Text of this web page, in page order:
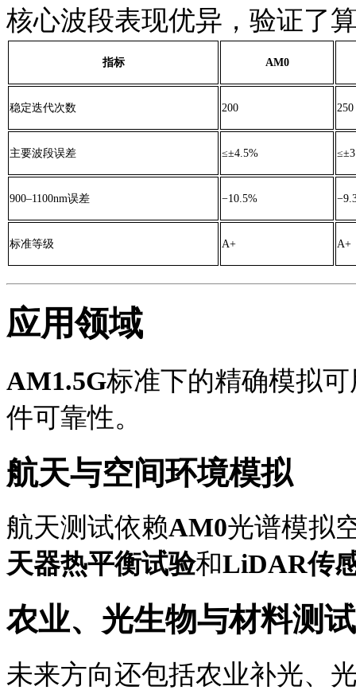
核心波段表现优异，验证了
指标 AM0
稳定迭代次数 200 250
主要波段误差 ≤±4.5%
900–1100nm误差 −10.5%
标准等级 A+ A+
应用领域
AM1.5G标准下的精确模拟
件可靠性。
航天与空间环境模拟
航天测试依赖AM0光谱模拟
天器热平衡试验和LiDAR传
农业、光生物与材料测试
未来方向还包括农业补光、